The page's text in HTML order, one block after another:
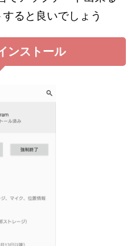
ると良いでしょう
ンストール